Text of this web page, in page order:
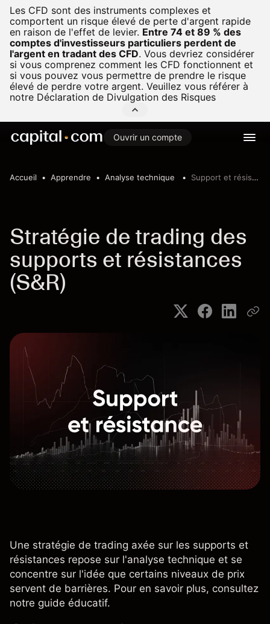
Les CFD sont des instruments complexes et
comportent un risque élevé de perte d'argent rapide
en raison de l'effet de levier. Entre 74 et 89 % des
comptes d'investisseurs particuliers perdent de
l'argent en tradant des CFD. Vous devriez considérer
si vous comprenez comment les CFD fonctionnent et
si vous pouvez vous permettre de prendre le risque
élevé de perdre votre argent. Veuillez vous référer à
notre Déclaration de Divulgation des Risques
Ouvrir un compte
Accueil Apprendre Analyse technique Support et résistance
Stratégie de trading des
supports et résistances
(S&R)
Une stratégie de trading axée sur les supports et
résistances repose sur l'analyse technique et se
concentre sur l'idée que certains niveaux de prix
servent de barrières. Pour en savoir plus, consultez
notre guide éducatif.